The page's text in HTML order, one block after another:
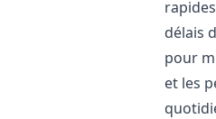
délais
pour
et les